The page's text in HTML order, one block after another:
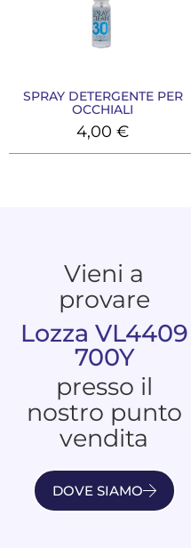
SPRAY DETERGENTE PER
OCCHIALI
4,00€
Vieni a
provare
Lozza VL4409
700Y
presso il
nostro punto
vendita
DOVE SIAMO